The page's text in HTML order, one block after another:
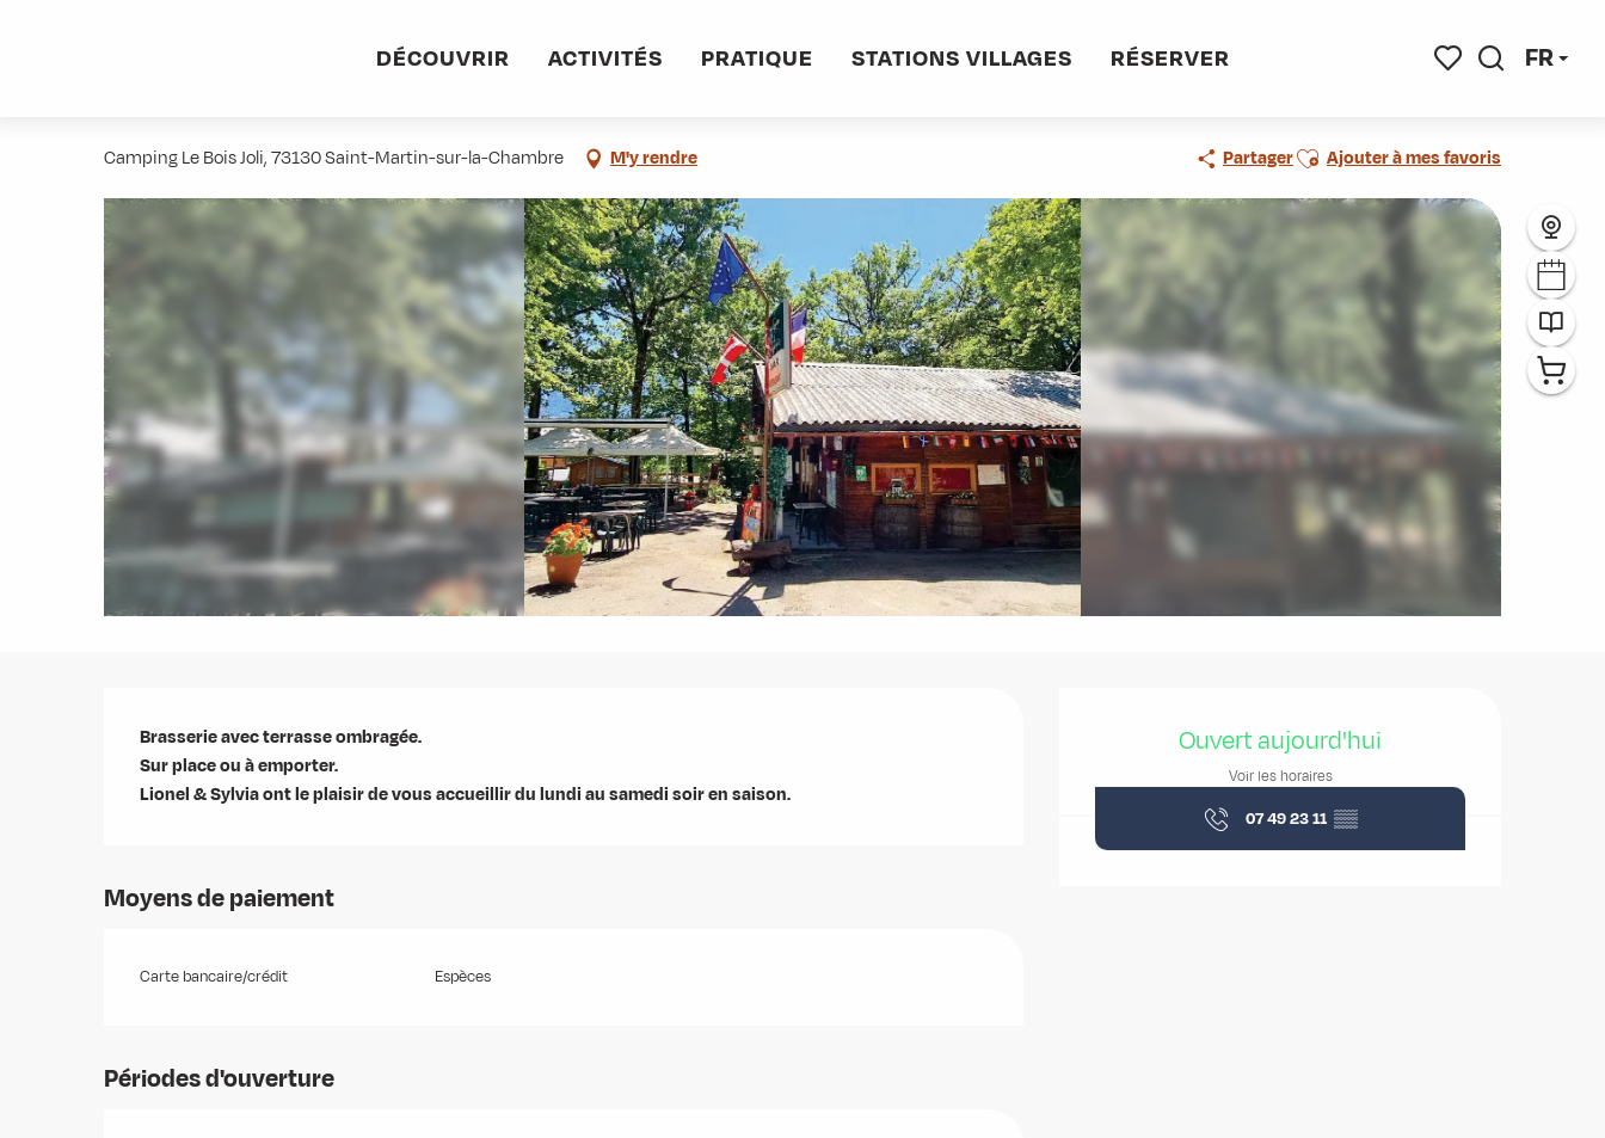
FR
DÉCOUVRIR ACTIVITÉS PRATIQUE STATIONS VILLAGES RÉSERVER
Camping Le Bois Joli, 73130 Saint-Martin-sur-la-Chambre M'y rendre PartagerAjouter aux favoris
Ajouter à mes favoris
Ouverture et coordonnées
Ouvert aujourd'hui
Voir les horaires
07 49 23 11 ▒▒
Description
Brasserie avec terrasse ombragée.
Sur place ou à emporter.
Lionel & Sylvia ont le plaisir de vous accueillir du lundi au samedi soir en saison.
Moyens de paiement
Carte bancaire/crédit Espèces
Périodes d'ouverture